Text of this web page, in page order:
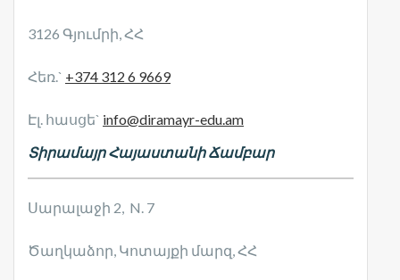
3126 Գյումրի, ՀՀ
Հեռ.` +374 312 6 9669
Էլ. հասցե` info@diramayr-edu.am
Տիրամայր Հայաստանի Ճամբար
Սարալաջի 2, N. 7
Ծաղկաձոր, Կոտայքի մարզ, ՀՀ